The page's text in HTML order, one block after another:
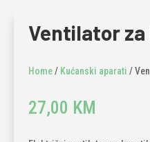
Ventilator za
Home/ Kućanski aparati /
27,00 KM